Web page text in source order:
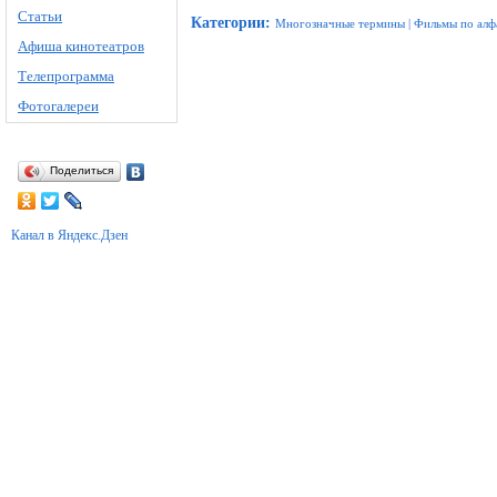
Статьи
Афиша кинотеатров
Телепрограмма
Фотогалереи
Поделиться
Канал в Яндекс.Дзен
Категории: Многозначные термины | Фильмы по